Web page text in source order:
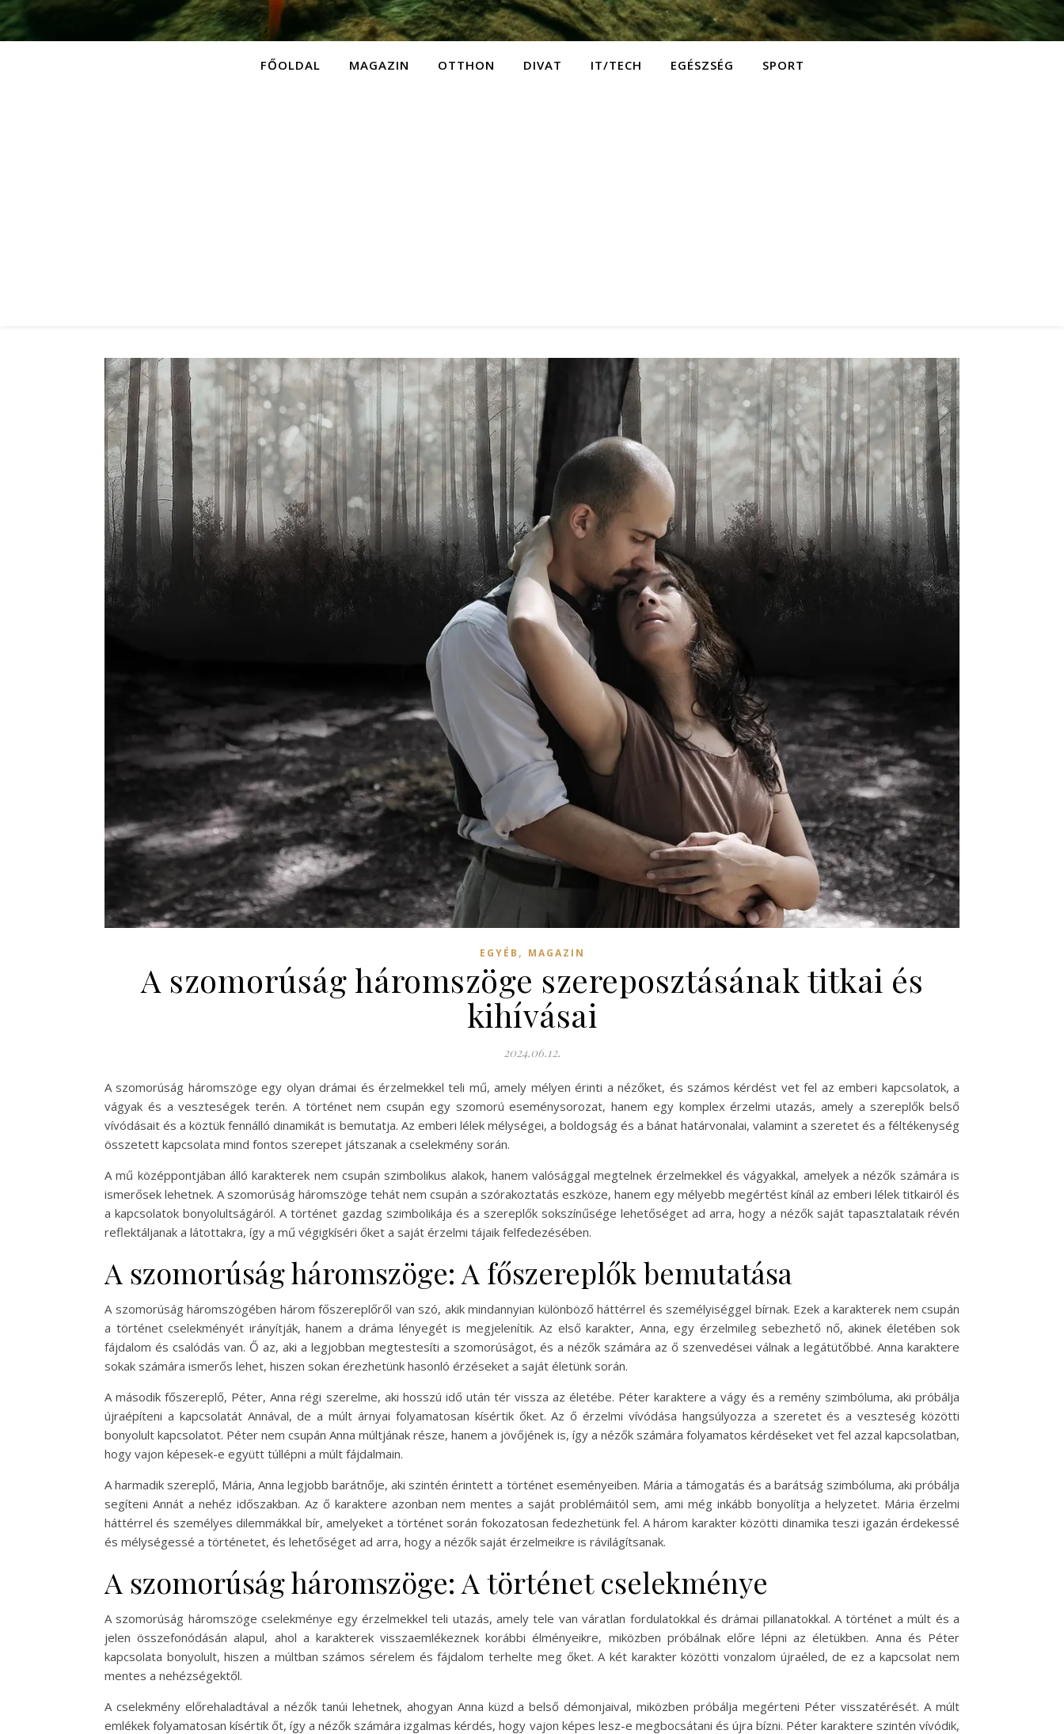
FŐOLDAL MAGAZIN OTTHON DIVAT IT/TECH EGÉSZSÉG SPORT
EGYÉB , MAGAZIN
A szomorúság háromszöge szereposztásának titkai és
kihívásai
2024.06.12.
A szomorúság háromszöge egy olyan drámai és érzelmekkel teli mű, amely mélyen érinti a nézőket, és számos kérdést vet fel az emberi kapcsolatok, a
vágyak és a veszteségek terén. A történet nem csupán egy szomorú eseménysorozat, hanem egy komplex érzelmi utazás, amely a szereplők belső
vívódásait és a köztük fennálló dinamikát is bemutatja. Az emberi lélek mélységei, a boldogság és a bánat határvonalai, valamint a szeretet és a féltékenység
összetett kapcsolata mind fontos szerepet játszanak a cselekmény során.
A mű középpontjában álló karakterek nem csupán szimbolikus alakok, hanem valósággal megtelnek érzelmekkel és vágyakkal, amelyek a nézők számára is
ismerősek lehetnek. A szomorúság háromszöge tehát nem csupán a szórakoztatás eszköze, hanem egy mélyebb megértést kínál az emberi lélek titkairól és
a kapcsolatok bonyolultságáról. A történet gazdag szimbolikája és a szereplők sokszínűsége lehetőséget ad arra, hogy a nézők saját tapasztalataik révén
reflektáljanak a látottakra, így a mű végigkíséri őket a saját érzelmi tájaik felfedezésében.
A szomorúság háromszöge: A főszereplők bemutatása
A szomorúság háromszögében három főszereplőről van szó, akik mindannyian különböző háttérrel és személyiséggel bírnak. Ezek a karakterek nem csupán
a történet cselekményét irányítják, hanem a dráma lényegét is megjelenítik. Az első karakter, Anna, egy érzelmileg sebezhető nő, akinek életében sok
fájdalom és csalódás van. Ő az, aki a legjobban megtestesíti a szomorúságot, és a nézők számára az ő szenvedései válnak a legátütőbbé. Anna karaktere
sokak számára ismerős lehet, hiszen sokan érezhetünk hasonló érzéseket a saját életünk során.
A második főszereplő, Péter, Anna régi szerelme, aki hosszú idő után tér vissza az életébe. Péter karaktere a vágy és a remény szimbóluma, aki próbálja
újraépíteni a kapcsolatát Annával, de a múlt árnyai folyamatosan kísértik őket. Az ő érzelmi vívódása hangsúlyozza a szeretet és a veszteség közötti
bonyolult kapcsolatot. Péter nem csupán Anna múltjának része, hanem a jövőjének is, így a nézők számára folyamatos kérdéseket vet fel azzal kapcsolatban,
hogy vajon képesek-e együtt túllépni a múlt fájdalmain.
A harmadik szereplő, Mária, Anna legjobb barátnője, aki szintén érintett a történet eseményeiben. Mária a támogatás és a barátság szimbóluma, aki próbálja
segíteni Annát a nehéz időszakban. Az ő karaktere azonban nem mentes a saját problémáitól sem, ami még inkább bonyolítja a helyzetet. Mária érzelmi
háttérrel és személyes dilemmákkal bír, amelyeket a történet során fokozatosan fedezhetünk fel. A három karakter közötti dinamika teszi igazán érdekessé
és mélységessé a történetet, és lehetőséget ad arra, hogy a nézők saját érzelmeikre is rávilágítsanak.
A szomorúság háromszöge: A történet cselekménye
A szomorúság háromszöge cselekménye egy érzelmekkel teli utazás, amely tele van váratlan fordulatokkal és drámai pillanatokkal. A történet a múlt és a
jelen összefonódásán alapul, ahol a karakterek visszaemlékeznek korábbi élményeikre, miközben próbálnak előre lépni az életükben. Anna és Péter
kapcsolata bonyolult, hiszen a múltban számos sérelem és fájdalom terhelte meg őket. A két karakter közötti vonzalom újraéled, de ez a kapcsolat nem
mentes a nehézségektől.
A cselekmény előrehaladtával a nézők tanúi lehetnek, ahogyan Anna küzd a belső démonjaival, miközben próbálja megérteni Péter visszatérését. A múlt
emlékek folyamatosan kísértik őt, így a nézők számára izgalmas kérdés, hogy vajon képes lesz-e megbocsátani és újra bízni. Péter karaktere szintén vívódik,